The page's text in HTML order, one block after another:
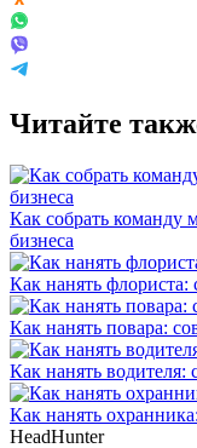
Читайте
Как собрать команду
бизнеса
Как нанять флориста:
Как нанять повара:
Как нанять водителя:
Как нанять
HeadHunter